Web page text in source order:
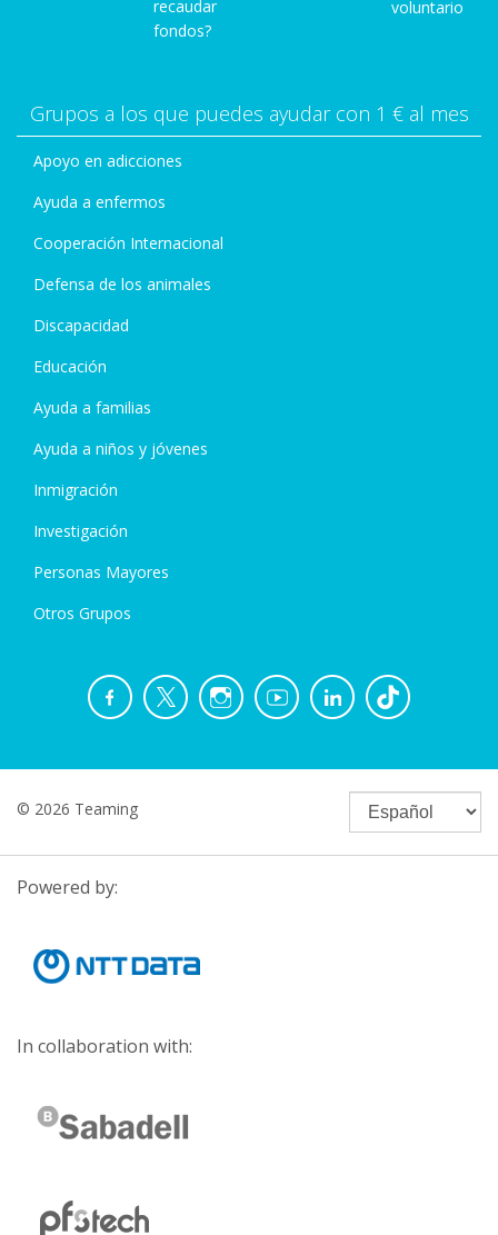
recaudar
fondos?
voluntario
Grupos a los que puedes ayudar con 1 € al mes
Apoyo en adicciones
Ayuda a enfermos
Cooperación Internacional
Defensa de los animales
Discapacidad
Educación
Ayuda a familias
Ayuda a niños y jóvenes
Inmigración
Investigación
Personas Mayores
Otros Grupos
© 2026 Teaming
Powered by:
In collaboration with: